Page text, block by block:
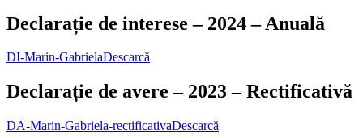
Declarație de interese – 2024 – Anuală
DI-Marin-GabrielaDescarcă
Declarație de avere – 2023 – Rectificativă
DA-Marin-Gabriela-rectificativaDescarcă